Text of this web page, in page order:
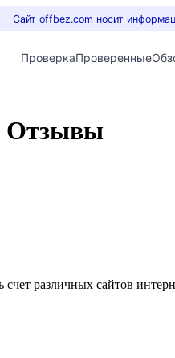
Сайт offbez.com носит
ПроверкаПроверенные
Отзывы
различных сайтов